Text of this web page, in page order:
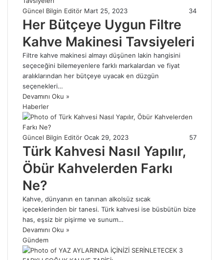
Güncel Bilgin Editör Mart 25, 2023 34
Her Bütçeye Uygun Filtre
Kahve Makinesi Tavsiyeleri
Filtre kahve makinesi almayı düşünen lakin hangisini
seçeceğini bilemeyenlere farklı markalardan ve fiyat
aralıklarından her bütçeye uyacak en düzgün
seçenekleri…
Devamını Oku »
Haberler
Güncel Bilgin Editör Ocak 29, 2023 57
Türk Kahvesi Nasıl Yapılır,
Öbür Kahvelerden Farkı
Ne?
Kahve, dünyanın en tanınan alkolsüz sıcak
içeceklerinden bir tanesi. Türk kahvesi ise büsbütün bize
has, eşsiz bir pişirme ve sunum…
Devamını Oku »
Gündem